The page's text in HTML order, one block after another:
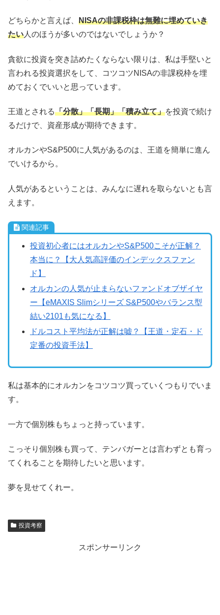
どちらかと言えば、 NISAの非課税枠は無難に埋めていき
たい 人のほうが多いのではないでしょうか？
貪欲に投資を突き詰めたくならない限りは、私は手堅いと
言われる投資選択をして、コツコツNISAの非課税枠を埋
めておくでいいと思っています。
王道とされる「分散」「長期」「積み立て」を投資で続け
るだけで、資産形成が期待できます。
オルカンやS&P500に人気があるのは、王道を簡単に進ん
でいけるから。
人気があるということは、みんなに遅れを取らないとも言
えます。
関連記事
投資初心者にはオルカンやS&P500こそが正解？
本当に？【大人気高評価のインデックスファン
ド】
オルカンの人気が止まらないファンドオブザイヤ
ー【eMAXIS Slimシリーズ S&P500やバランス型
結い2101も気になる】
ドルコスト平均法が正解は嘘？【王道・定石・ド
定番の投資手法】
私は基本的にオルカンをコツコツ買っていくつもりでいま
す。
一方で個別株もちょっと持っています。
こっそり個別株も買って、テンバガーとは言わずとも育っ
てくれることを期待したいと思います。
夢を見せてくれー。
投資考察
スポンサーリンク